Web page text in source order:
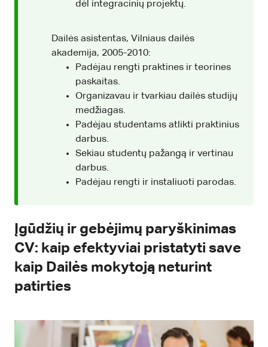
dėl integracinių projektų.
Dailės asistentas, Vilniaus dailės
akademija, 2005-2010:
Padėjau rengti praktines ir teorines
paskaitas.
Organizavau ir tvarkiau dailės studijų
medžiagas.
Padėjau studentams atlikti praktinius
darbus.
Sekiau studentų pažangą ir vertinau
darbus.
Padėjau rengti ir instaliuoti parodas.
Įgūdžių ir gebėjimų paryškinimas
CV: kaip efektyviai pristatyti save
kaip Dailės mokytoją neturint
patirties